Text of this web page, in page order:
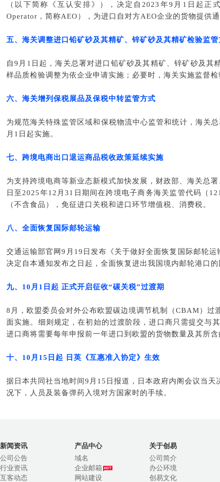
（以下简称《互认安排》），决定自2023 年9月1日起正
Operator，简称AEO），为进口自对方AEO企业的货物提供
五、 海关调整进口铅矿砂及其精矿、锌矿砂及其精矿检验监管
自9月1日起，海关总署对进口铅矿砂及其精矿、锌矿砂及
样品质检验调整为依企业申请实施；必要时，海关实施监督检
六、 海关增列保税展品及保税中转监管方式
为规范海关特殊监管区域和保税物流中心监管和统计，海关
月1日起实施。
七、 跨境电商出口退运商品税收政策延续实施
为支持跨境电商等新业态新模式加快发展，财政部、海关总
日至2025年12月31日期间在跨境电子商务海关监管代码（
（不含食品），免征进口关税和进口环节增值税、消费税。
八、 全面恢复国际邮轮运输
交通运输部官网9月19日发布《关于做好全面恢复国际邮轮
决定自本通知发布之日起，全面恢复进出我国境内邮轮港口
九、 10月1日起 正式开启征收“碳关税”过渡期
8月，欧盟委员会对外公布欧盟碳边境调节机制（CBAM）
面实施。细则规定，在初始的过渡阶段，进口商只需提交与
进口商将需要每年申报前一年进口到欧盟的货物数量及其所
十、10月15日起 日英《互惠准入协定》生效
据日本共同社当地时间9月15日报道，日本政府内阁会议当
况下，人员及装备弹药入境对方国家时的手续。
新闻资讯
公司公告
行业资讯
互客动态
产品中心
域名
企业邮箱
网站建设
关于创易
公司简介
办公环境
创易文化